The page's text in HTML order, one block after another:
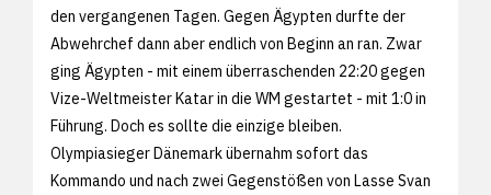
den vergangenen Tagen. Gegen Ägypten durfte der
Abwehrchef dann aber endlich von Beginn an ran. Zwar
ging Ägypten - mit einem überraschenden 22:20 gegen
Vize-Weltmeister Katar in die WM gestartet - mit 1:0 in
Führung. Doch es sollte die einzige bleiben.
Olympiasieger Dänemark übernahm sofort das
Kommando und nach zwei Gegenstößen von Lasse Svan